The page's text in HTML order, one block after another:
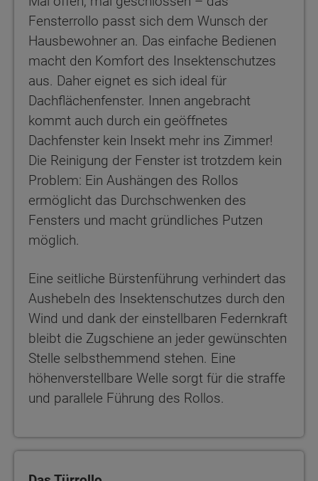
Fensterrollo passt sich dem Wunsch der
Hausbewohner an. Das einfache Bedienen
macht den Komfort des Insektenschutzes
aus. Daher eignet es sich ideal für
Dachflächenfenster. Innen angebracht
kommt auch durch ein geöffnetes
Dachfenster kein Insekt mehr ins Zimmer!
Die Reinigung der Fenster ist trotzdem kein
Problem: Ein Aushängen des Rollos
ermöglicht das Durchschwenken des
Fensters und macht gründliches Putzen
möglich.
Eine seitliche Bürstenführung verhindert das
Aushebeln des Insektenschutzes durch den
Wind und dank der einstellbaren Federnkraft
bleibt die Zugschiene an jeder gewünschten
Stelle selbsthemmend stehen. Eine
höhenverstellbare Welle sorgt für die straffe
und parallele Führung des Rollos.